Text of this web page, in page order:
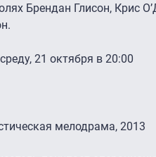
Брендан Глисон, Крис
21 октября в 20:00
мелодрама, 2013